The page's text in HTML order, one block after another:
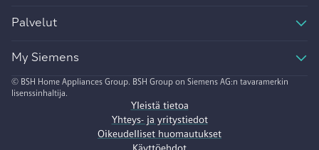
Palvelut
My Siemens
© BSH Home Appliances Group. BSH Group on Siemens AG:n tavaramerkin
lisenssinhaltija.
Yleistä tietoa
Yhteys- ja yritystiedot
Oikeudelliset huomautukset